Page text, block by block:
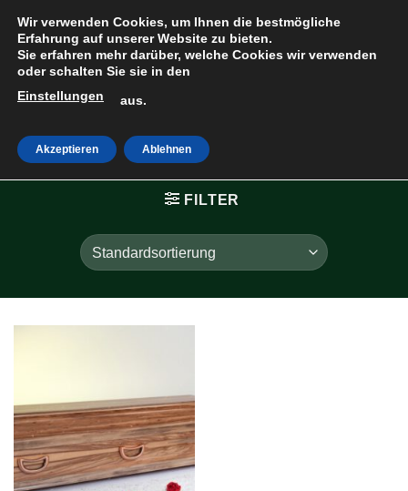
Inhalt
springen
HOME
NUSSBAUMFURNIER
FILTER
Wir verwenden Cookies, um Ihnen die bestmögliche
Erfahrung auf unserer Website zu bieten.
Sie erfahren mehr darüber, welche Cookies wir verwenden
oder schalten Sie sie in den
Einstellungen
aus.
Akzeptieren Ablehnen